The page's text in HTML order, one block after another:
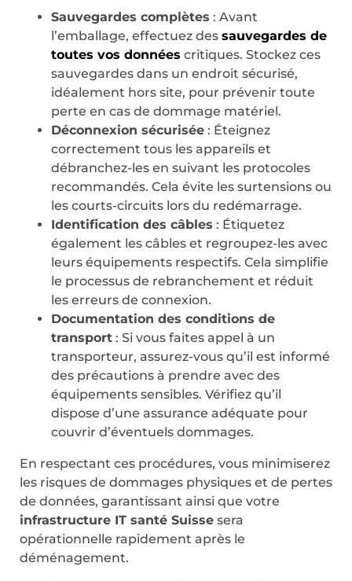
Sauvegardes complètes : Avant
l’emballage, effectuez des sauvegardes de
toutes vos données critiques. Stockez ces
sauvegardes dans un endroit sécurisé,
idéalement hors site, pour prévenir toute
perte en cas de dommage matériel.
Déconnexion sécurisée : Éteignez
correctement tous les appareils et
débranchez-les en suivant les protocoles
recommandés. Cela évite les surtensions ou
les courts-circuits lors du redémarrage.
Identification des câbles : Étiquetez
également les câbles et regroupez-les avec
leurs équipements respectifs. Cela simplifie
le processus de rebranchement et réduit
les erreurs de connexion.
Documentation des conditions de
transport : Si vous faites appel à un
transporteur, assurez-vous qu’il est informé
des précautions à prendre avec des
équipements sensibles. Vérifiez qu’il
dispose d’une assurance adéquate pour
couvrir d’éventuels dommages.
En respectant ces procédures, vous minimiserez
les risques de dommages physiques et de pertes
de données, garantissant ainsi que votre
infrastructure IT santé Suisse sera
opérationnelle rapidement après le
déménagement.